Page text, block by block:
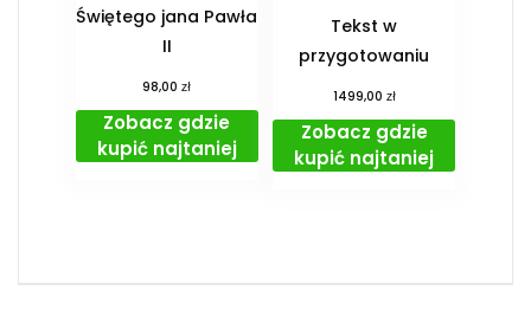
Świętego jana Pawła
II
98,00zł
Zobacz gdzie
kupić najtaniej
Tekst w
przygotowaniu
1499,00 zł
Zobacz gdzie
kupić najtaniej